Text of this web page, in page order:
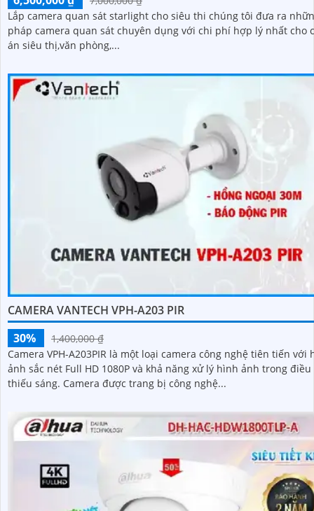
Lắp camera quan sát starlight cho siêu thi chúng tôi đưa ra
pháp camera quan sát chuyên dụng với chi phí hợp lý nhất cho
án siêu thị,văn phòng,...
CAMERA VANTECH VPH-A203 PIR
30%
1,400,000 ₫
Camera VPH-A203PIR là một loại camera công nghệ tiên tiến với
ảnh sắc nét Full HD 1080P và khả năng xử lý hình ảnh trong điều
thiếu sáng. Camera được trang bị công nghệ...